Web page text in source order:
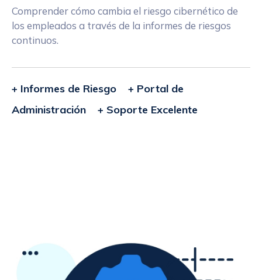
Comprender cómo cambia el riesgo cibernético de
los empleados a través de la informes de riesgos
continuos.
+ Informes de Riesgo + Portal de
Administración + Soporte Excelente